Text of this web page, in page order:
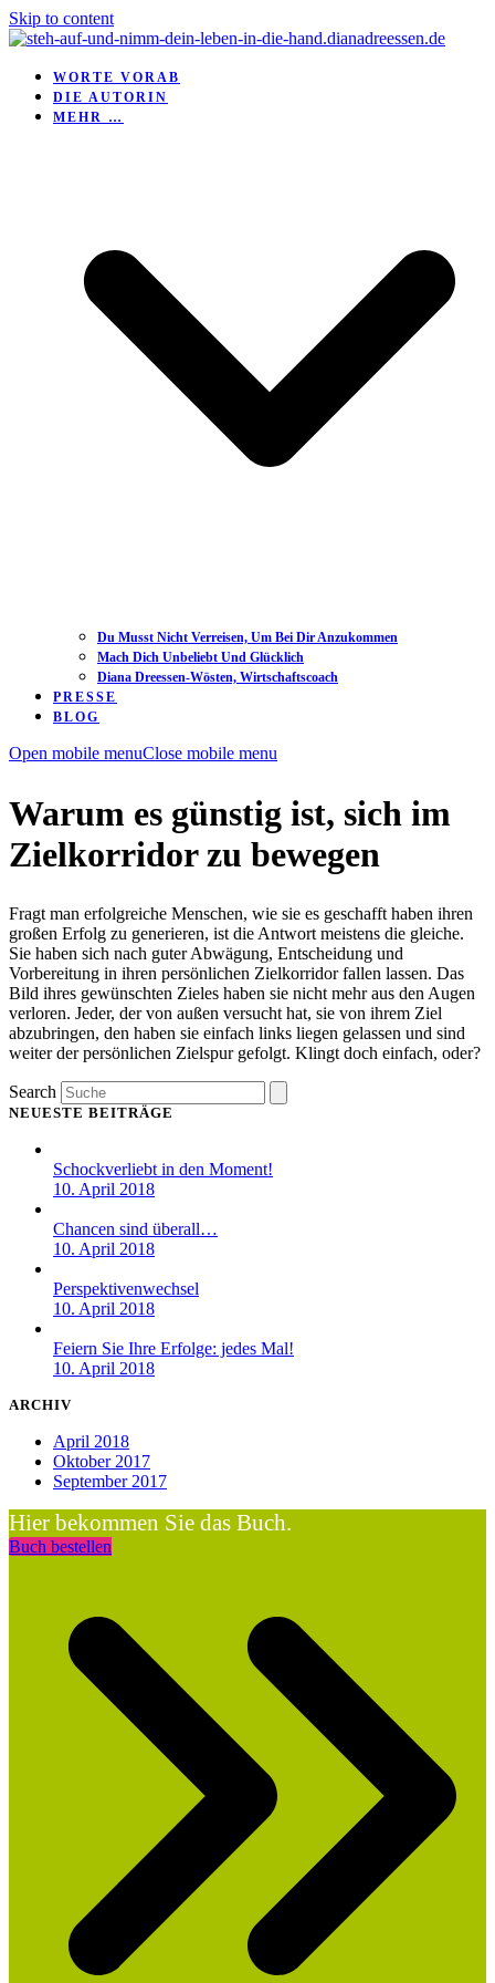
Skip to content
WORTE VORAB
DIE AUTORIN
MEHR …
Du Musst Nicht Verreisen, Um Bei Dir Anzukommen
Mach Dich Unbeliebt Und Glücklich
Diana Dreessen-Wösten, Wirtschaftscoach
PRESSE
BLOG
Open mobile menuClose mobile menu
Warum es günstig ist, sich im
Zielkorridor zu bewegen
Fragt man erfolgreiche Menschen, wie sie es geschafft haben ihren
großen Erfolg zu generieren, ist die Antwort meistens die gleiche.
Sie haben sich nach guter Abwägung, Entscheidung und
Vorbereitung in ihren persönlichen Zielkorridor fallen lassen. Das
Bild ihres gewünschten Zieles haben sie nicht mehr aus den Augen
verloren. Jeder, der von außen versucht hat, sie von ihrem Ziel
abzubringen, den haben sie einfach links liegen gelassen und sind
weiter der persönlichen Zielspur gefolgt. Klingt doch einfach, oder?
Search
NEUESTE BEITRÄGE
Schockverliebt in den Moment!
10. April 2018
Chancen sind überall…
10. April 2018
Perspektivenwechsel
10. April 2018
Feiern Sie Ihre Erfolge: jedes Mal!
10. April 2018
ARCHIV
April 2018
Oktober 2017
September 2017
Hier bekommen Sie das Buch.
Buch bestellen